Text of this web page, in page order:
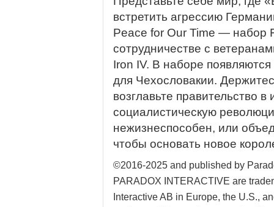
встретить агрессию
Peace for Our Time — набор
сотрудничестве с
Iron IV. В наборе
для Чехословакии.
возглавьте правительство в
социалистическую
нежизнеспособен, или
чтобы основать новое
©2016-2025 and published by
PARADOX INTERACTIVE are
Interactive AB in Europe, the U.S.,